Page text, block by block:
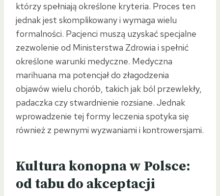
którzy spełniają określone kryteria. Proces ten
jednak jest skomplikowany i wymaga wielu
formalności. Pacjenci muszą uzyskać specjalne
zezwolenie od Ministerstwa Zdrowia i spełnić
określone warunki medyczne. Medyczna
marihuana ma potencjał do złagodzenia
objawów wielu chorób, takich jak ból przewlekły,
padaczka czy stwardnienie rozsiane. Jednak
wprowadzenie tej formy leczenia spotyka się
również z pewnymi wyzwaniami i kontrowersjami.
Kultura konopna w Polsce:
od tabu do akceptacji